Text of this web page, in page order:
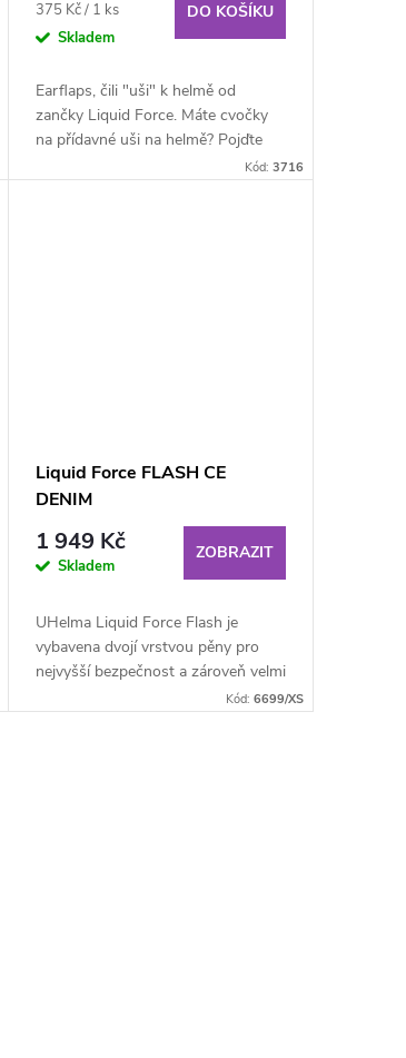
Měrná
cena:
375 Kč / 1 ks
Skladem
DO KOŠÍKU
Earflaps, čili "uši" k helmě od
zančky Liquid Force. Máte cvočky
na přídavné uši na helmě? Pojďte
vyzkoušet ještě bezpečnější jízdu s
Kód: 3716
Liquid Force FLASH CE
DENIM
1 949 Kč
Skladem
ZOBRAZIT
UHelma Liquid Force Flash je
vybavena dvojí vrstvou pěny pro
nejvyšší bezpečnost a zároveň velmi
příjemnou vnitří vystýlkou tak, aby
Kód: 6699/XS